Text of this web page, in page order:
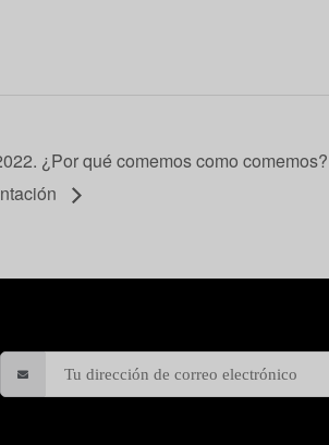
¿Por qué comemos como